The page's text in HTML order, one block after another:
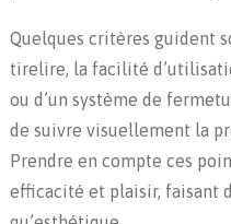
Quelques critères guident
tirelire, la facilité
ou d’un système de
de suivre visuellement la
Prendre en compte ces
efficacité et plaisir, faisant